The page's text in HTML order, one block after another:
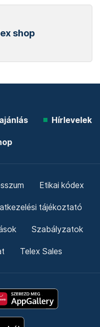
shop
Hírlevelek
Etikai kódex
tájékoztató
Szabályzatok
Telex Sales